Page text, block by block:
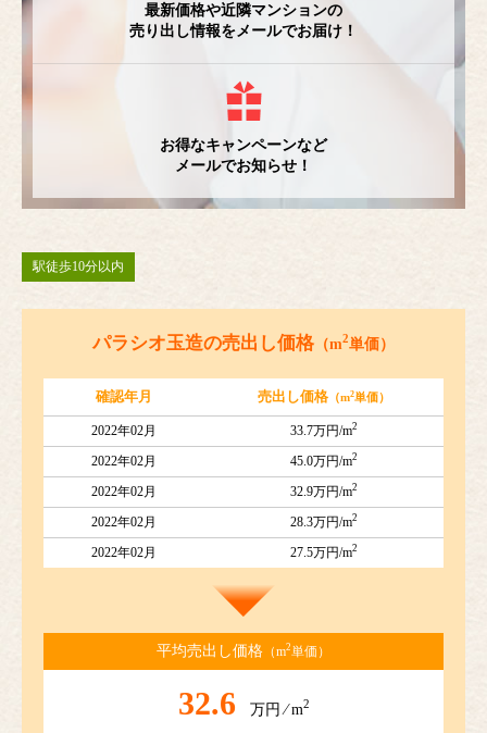
最新価格や近隣マンションの
売り出し情報をメールでお届け！
お得なキャンペーンなど
メールでお知らせ！
駅徒歩10分以内
パラシオ玉造の売出し価格 （m2単価）
確認年月 売出し価格（m2単価）
2022年02月 33.7万円/m2
2022年02月 45.0万円/m2
2022年02月 32.9万円/m2
2022年02月 28.3万円/m2
2022年02月 27.5万円/m2
平均売出し価格 （m2単価）
32.6 万円 ⁄ m2